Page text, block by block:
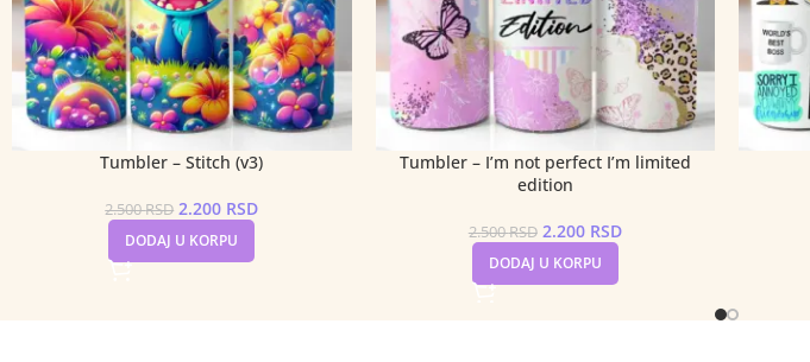
Tumbler – Stitch (v3)
2.500RSD 2.200 RSD
DODAJ U KORPU
Tumbler – I’m not perfect I’m limited
edition
2.500RSD 2.200 RSD
DODAJ U KORPU